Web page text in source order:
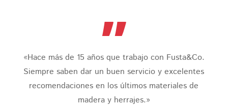
”
«Hace más de 15 años que trabajo con Fusta&Co.
Siempre saben dar un buen servicio y excelentes
recomendaciones en los últimos materiales de
madera y herrajes.»